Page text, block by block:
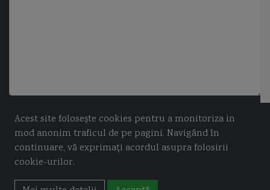
Acest site folosește cookies pentru a monitoriza in
mod anonim traficul de pe pagini. Navigând în
continuare, vă exprimați acordul asupra folosirii
cookie-urilor.